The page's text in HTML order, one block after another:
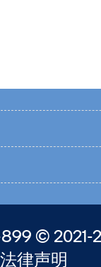
© 2021-
律声明